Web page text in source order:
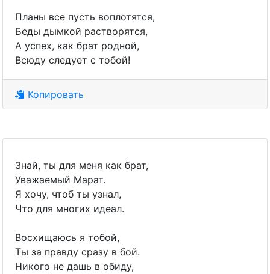
Планы все пусть воплотятся,
Беды дымкой растворятся,
А успех, как брат родной,
Всюду следует с тобой!
Копировать
Знай, ты для меня как брат,
Уважаемый Марат.
Я хочу, чтоб ты узнал,
Что для многих идеал.
Восхищаюсь я тобой,
Ты за правду сразу в бой.
Никого не дашь в обиду,